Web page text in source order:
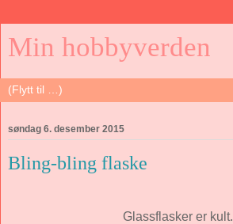
Min hobbyverden
søndag 6. desember 2015
Bling-bling flaske
Glassflasker er kult.